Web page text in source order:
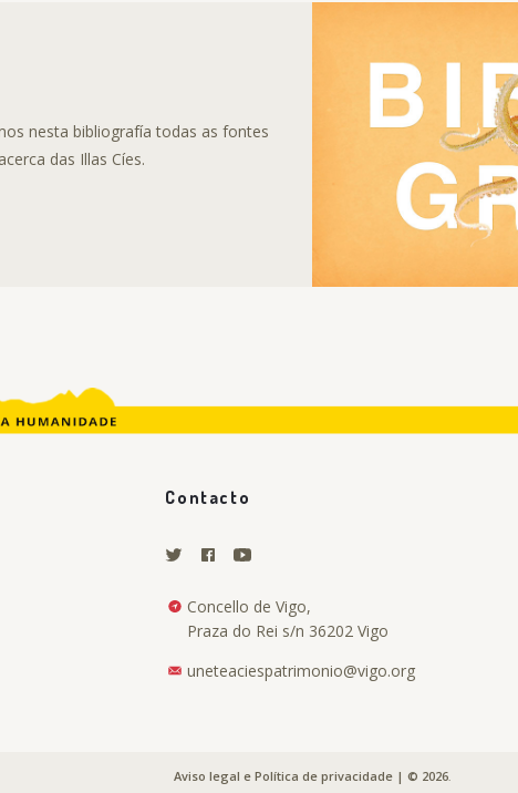
nesta bibliografía todas as fontes
das Illas Cíes.
Contacto
Concello de Vigo,
Praza do Rei s/n 36202 Vigo
uneteaciespatrimonio@vigo.org
Aviso legal e Política de privacidade | © 2026